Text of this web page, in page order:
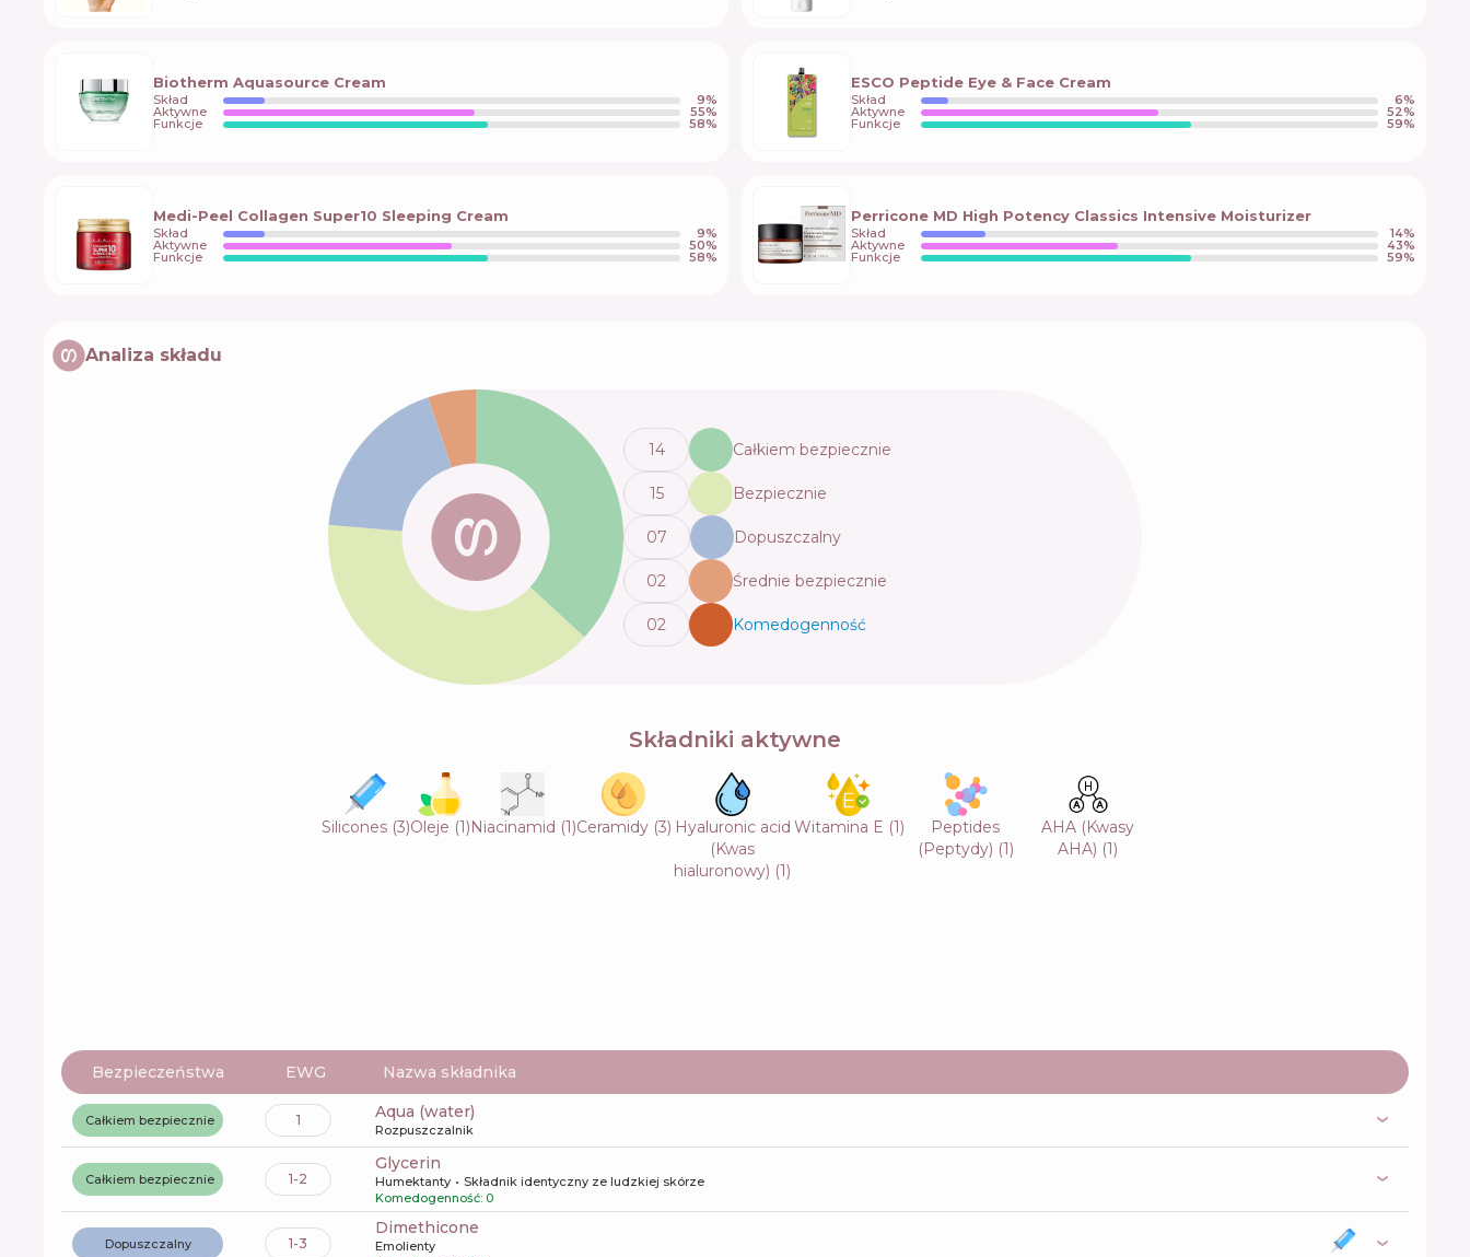
Biotherm Aquasource Cream
Skład 9%
Aktywne 55%
Funkcje 58%
ESCO Peptide Eye & Face Cream
Skład 6%
Aktywne 52%
Funkcje 59%
Medi-Peel Collagen Super10 Sleeping Cream
Skład 9%
Aktywne 50%
Funkcje 58%
Perricone MD High Potency Classics Intensive Moisturizer
Skład 14%
Aktywne 43%
Funkcje 59%
Analiza składu
14 Całkiem bezpiecznie
15 Bezpiecznie
07 Dopuszczalny
02 Średnie bezpiecznie
02 Komedogenność
Składniki aktywne
Silicones(3)Oleje (1)Niacinamid (1)Ceramidy(3) Hyaluronic acid
(Kwas
hialuronowy) (1)
Witamina E (1)
Peptides
(Peptydy) (1)
AHA (Kwasy
AHA) (1)
Bezpieczeństwa EWG Nazwa składnika
Całkiem bezpiecznie 1 aqua (water)
Rozpuszczalnik
Całkiem bezpiecznie 1-2
glycerin
Humektanty
Składnik identyczny ze ludzkiej skórze
Komedogenność: 0
Dopuszczalny 1-3
dimethicone
Emolienty